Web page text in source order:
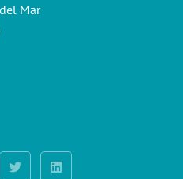
Mar